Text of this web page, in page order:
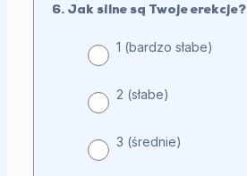
6. Jak silne są Twoje erekcje?
1 (bardzo słabe)
2 (słabe)
3 (średnie)